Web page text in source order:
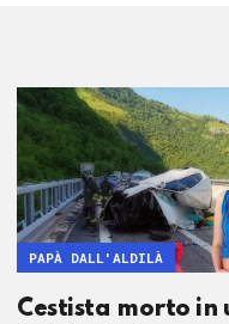
Cestista morto in
PAPÀ DALL'ALDILÀ